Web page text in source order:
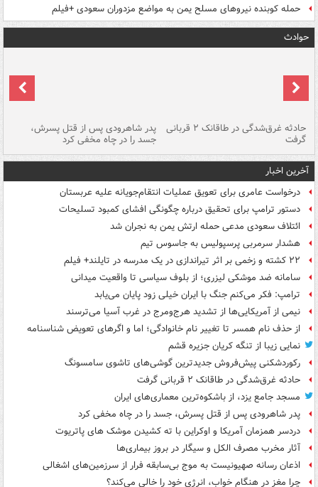
حمله کوبنده نیروهای مسلح یمن به مواضع مزدوران سعودی +فیلم
حوادث
حادثه غرق‌شدگی در طاقانک ۲ قربانی
گرفت
پدر شاهرودی پس از قتل پسرش،
جسد را در چاه مخفی کرد
آخرین اخبار
درخواست عامری برای تعویق عملیات انتقام‌جویانه علیه عربستان
دستور ترامپ برای تحقیق درباره چگونگی افشای کمبود تسلیحات
ائتلاف سعودی مدعی حمله ارتش یمن به نجران شد
هشدار سرمربی پرسپولیس به جاسوس تیم
۲۲ کشته و زخمی بر اثر تیراندازی در یک مدرسه در تایلند+ فیلم
سامانه ضد موشکی لیزری؛ از بلوف سیاسی تا واقعیت میدانی
ترامپ: فکر می‌کنم جنگ با ایران خیلی زود پایان می‌یابد
نیمی از آمریکایی‌ها از تشدید هرج‌ومرج در غرب آسیا می‌ترسند
از حذف نام همسر تا تغییر نام خانوادگی؛ اما و اگرهای تعویض شناسنامه
نمایی زیبا از تنگه کریان جزیره قشم
رکوردشکنی پیش‌فروش جدیدترین گوشی‌های تاشوی سامسونگ
حادثه غرق‌شدگی در طاقانک ۲ قربانی گرفت
مسجد جامع یزد، از باشکوه‌ترین معماری‌های ایران
پدر شاهرودی پس از قتل پسرش، جسد را در چاه مخفی کرد
دردسر همزمان آمریکا و اوکراین با ته کشیدن موشک های پاتریوت
آثار مخرب مصرف الکل و سیگار در بروز بیماری‌ها
اذعان رسانه صهیونیست به موج بی‌سابقه فرار از سرزمین‌های اشغالی
چرا مغز در هنگام خواب، انرژی خود را خالی می‌کند؟